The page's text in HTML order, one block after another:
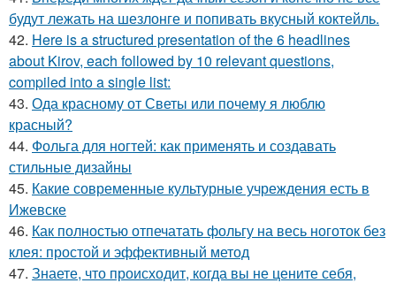
будут лежать на шезлонге и попивать вкусный коктейль.
42. Here is a structured presentation of the 6 headlines
about Kirov, each followed by 10 relevant questions,
compiled into a single list:
43. Ода красному от Светы или почему я люблю
красный?
44. Фольга для ногтей: как применять и создавать
стильные дизайны
45. Какие современные культурные учреждения есть в
Ижевске
46. Как полностью отпечатать фольгу на весь ноготок без
клея: простой и эффективный метод
47. Знаете, что происходит, когда вы не цените себя,